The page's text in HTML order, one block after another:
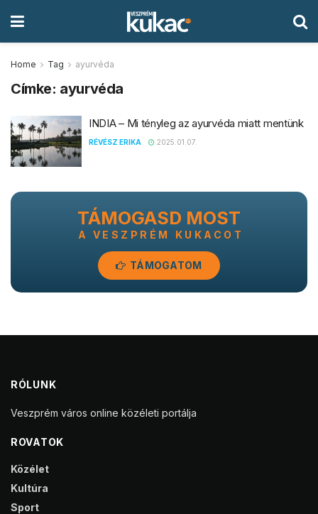
Home Tag ayurvéda
Címke: ayurvéda
INDIA – Mi tényleg az ayurvéda miatt mentünk
RÉVÉSZ ERIKA 2025.01.07.
TÁMOGASD MOST
A VESZPRÉM KUKACOT
TÁMOGATOM
RÓLUNK
Veszprém város online közéleti portálja
ROVATOK
Közélet
Kultúra
Sport